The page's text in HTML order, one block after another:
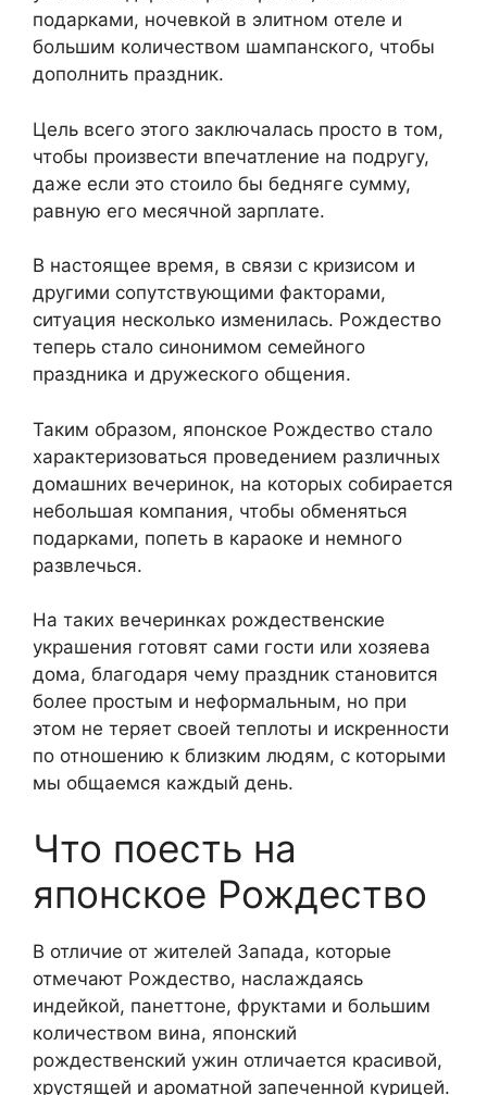
подарками, ночевкой в элитном отеле и
большим количеством шампанского, чтобы
дополнить праздник.
Цель всего этого заключалась просто в том,
чтобы произвести впечатление на подругу,
даже если это стоило бы бедняге сумму,
равную его месячной зарплате.
В настоящее время, в связи с кризисом и
другими сопутствующими факторами,
ситуация несколько изменилась. Рождество
теперь стало синонимом семейного
праздника и дружеского общения.
Таким образом, японское Рождество стало
характеризоваться проведением различных
домашних вечеринок, на которых собирается
небольшая компания, чтобы обменяться
подарками, попеть в караоке и немного
развлечься.
На таких вечеринках рождественские
украшения готовят сами гости или хозяева
дома, благодаря чему праздник становится
более простым и неформальным, но при
этом не теряет своей теплоты и искренности
по отношению к близким людям, с которыми
мы общаемся каждый день.
Что поесть на
японское Рождество
В отличие от жителей Запада, которые
отмечают Рождество, наслаждаясь
индейкой, панеттоне, фруктами и большим
количеством вина, японский
рождественский ужин отличается красивой,
хрустящей и ароматной запеченной курицей.